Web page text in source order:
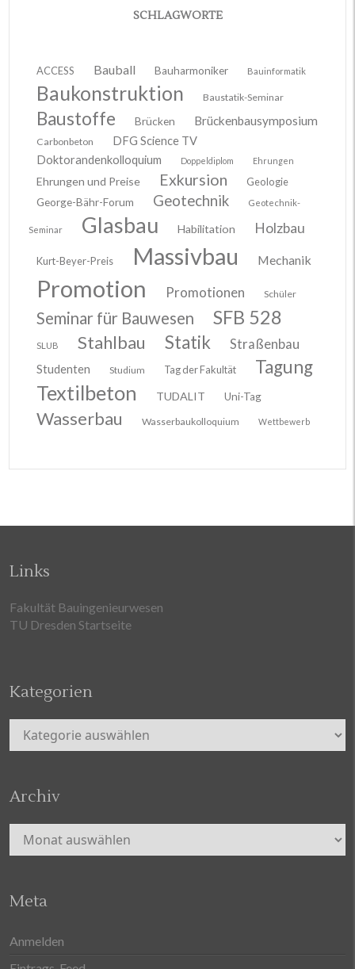
SCHLAGWORTE
ACCESS Bauball Bauharmoniker Bauinformatik
Baukonstruktion Baustatik-Seminar
Baustoffe Brücken Brückenbausymposium
Carbonbeton
DFG Science TV
Doktorandenkolloquium
Doppeldiplom Ehrungen
Ehrungen und Preise Exkursion
Geologie
George-Bähr-Forum
Geotechnik Geotechnik-
Seminar Glasbau Habilitation Holzbau
Kurt-Beyer-Preis Massivbau Mechanik
Promotion Promotionen Schüler
Seminar für Bauwesen SFB 528
SLUB Stahlbau Statik Straßenbau
Studenten Studium Tag der Fakultät Tagung
Textilbeton TUDALIT Uni-Tag
Wasserbau Wasserbaukolloquium Wettbewerb
Links
Fakultät Bauingenieurwesen
TU Dresden Startseite
Kategorien
Kategorien
Archiv
Archiv
Meta
Anmelden